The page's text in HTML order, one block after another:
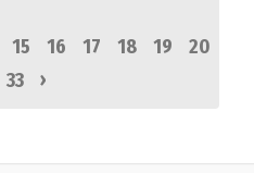
15 16 17 18 19
20
33 ›